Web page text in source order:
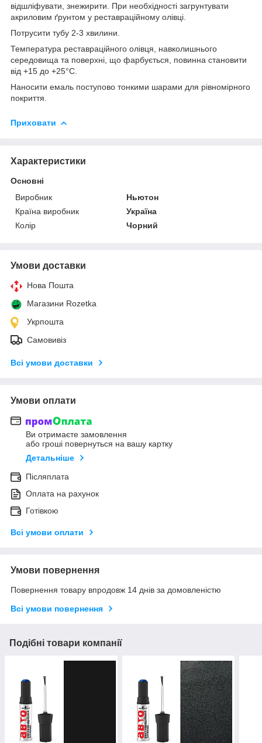
відшліфувати, знежирити. При необхідності загрунтувати
акриловим ґрунтом у реставраційному олівці.
Потрусити тубу 2-3 хвилини.
Температура реставраційного олівця, навколишнього
середовища та поверхні, що фарбується, повинна становити
від +15 до +25°С.
Наносити емаль поступово тонкими шарами для рівномірного
покриття.
Приховати
Характеристики
Основні
Виробник
Ньютон
Країна виробник
Україна
Колір
Чорний
Умови доставки
Нова Пошта
Магазини Rozetka
Укрпошта
Самовивіз
Всі умови доставки
Умови оплати
Ви отримаєте замовлення
або гроші повернуться на вашу картку
Детальніше
Післяплата
Оплата на рахунок
Готівкою
Всі умови оплати
Умови повернення
Повернення товару впродовж 14 днів за домовленістю
Всі умови повернення
Подібні товари компанії